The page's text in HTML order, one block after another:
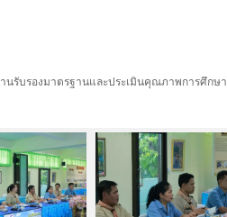
รับรองมาตรฐานและประเมินคุณภาพการศึกษา